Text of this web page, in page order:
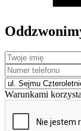
Warunkami